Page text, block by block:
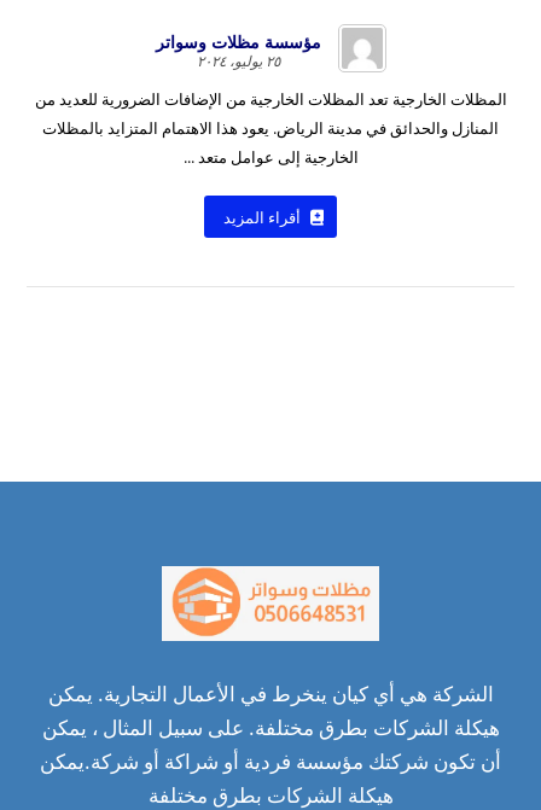
مؤسسة مظلات وسواتر
٢٥ يوليو، ٢٠٢٤
المظلات الخارجية تعد المظلات الخارجية من الإضافات الضرورية للعديد من
المنازل والحدائق في مدينة الرياض. يعود هذا الاهتمام المتزايد بالمظلات
الخارجية إلى عوامل متعد ...
أقراء المزيد
الشركة هي أي كيان ينخرط في الأعمال التجارية. يمكن
هيكلة الشركات بطرق مختلفة. على سبيل المثال ، يمكن
أن تكون شركتك مؤسسة فردية أو شراكة أو شركة.يمكن
هيكلة الشركات بطرق مختلفة